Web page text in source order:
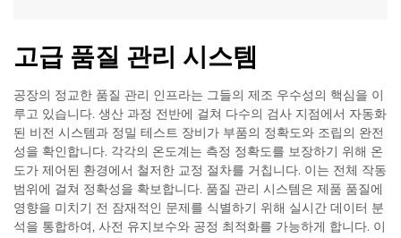
고급 품질 관리 시스템
공장의 정교한 품질 관리 인프라는 그들의 제조 우수성의 핵심을 이
루고 있습니다. 생산 과정 전반에 걸쳐 다수의 검사 지점에서 자동화
된 비전 시스템과 정밀 테스트 장비가 부품의 정확도와 조립의 완전
성을 확인합니다. 각각의 온도계는 측정 정확도를 보장하기 위해 온
도가 제어된 환경에서 철저한 교정 절차를 거칩니다. 이는 전체 작동
범위에 걸쳐 정확성을 확보합니다. 품질 관리 시스템은 제품 품질에
영향을 미치기 전 잠재적인 문제를 식별하기 위해 실시간 데이터 분
석을 통합하여, 사전 유지보수와 공정 최적화를 가능하게 합니다. 이